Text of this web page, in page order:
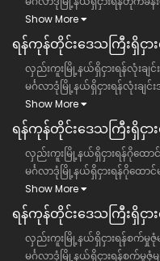
Show More
ရန်ကုန်တိုင်းဒေသကြီး​​ရှိငှား
လှည်းကူးမြို့နယ်ရှိငှားရန်လုံးချင်း
မင်္ဂလာဒုံမြို့နယ်ရှိငှားရန်လုံးချင်း
Show More
ရန်ကုန်တိုင်းဒေသကြီး​​ရှိငှား
လှည်းကူးမြို့နယ်ရှိငှားရန်ဂိုထောင်
မင်္ဂလာဒုံမြို့နယ်ရှိငှားရန်ဂိုထောင်မ
Show More
ရန်ကုန်တိုင်းဒေသကြီး​​ရှိငှား
လှည်းကူးမြို့နယ်ရှိငှားရန်စက်မှုဇုံမ
မင်္ဂလာဒုံမြို့နယ်ရှိငှားရန်စက်မှုဇုံမျ